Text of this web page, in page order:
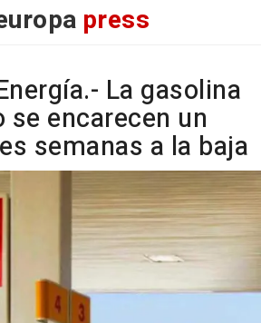
press
La gasolina
se encarecen un
semanas a la baja